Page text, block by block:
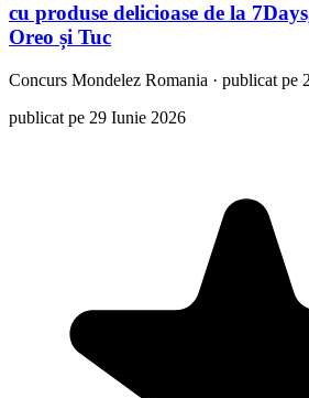
cu produse delicioase de la
Oreo și Tuc
Concurs Mondelez Romania · publicat pe
publicat pe 29 Iunie 2026